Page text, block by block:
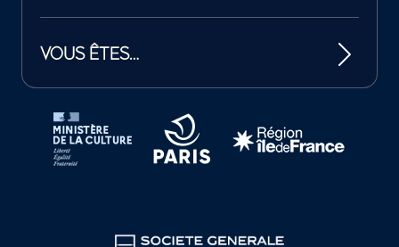
VOUS ÊTES…
Tutelles et mécènes de la Philharmonie de Paris